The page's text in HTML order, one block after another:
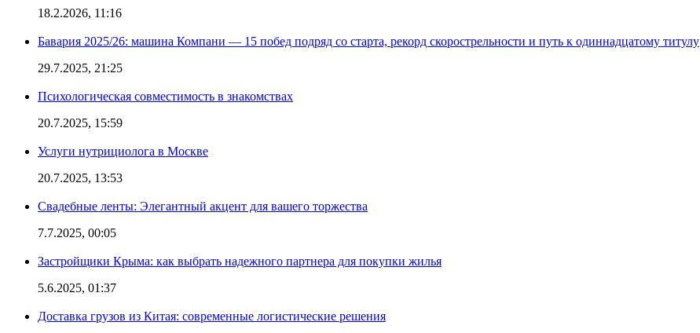
18.2.2026, 11:16
Бавария 2025/26: машина Компани — 15 побед подряд со старта, рекорд скорострельности и путь к одиннадцатому титулу
29.7.2025, 21:25
Психологическая совместимость в знакомствах
20.7.2025, 15:59
Услуги нутрициолога в Москве
20.7.2025, 13:53
Свадебные ленты: Элегантный акцент для вашего торжества
7.7.2025, 00:05
Застройщики Крыма: как выбрать надежного партнера для покупки жилья
5.6.2025, 01:37
Доставка грузов из Китая: современные логистические решения